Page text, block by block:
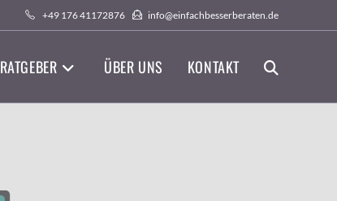
+49 176 41172876 info@einfachbesserberaten.de
RATGEBER ÜBER UNS KONTAKT WEBSITE-